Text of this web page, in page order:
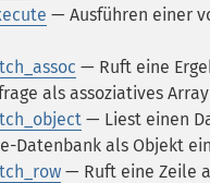
— Ausführen einer
— Ruft eine
als assoziatives
— Liest einen
Datenbank als Objekt ein
— Ruft eine Zeile